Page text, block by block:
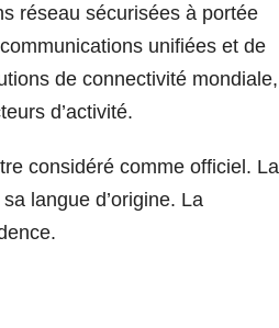
réseau sécurisées à portée
unifiées et de
de connectivité mondiale,
d’activité.
considéré comme officiel. La
langue d’origine. La